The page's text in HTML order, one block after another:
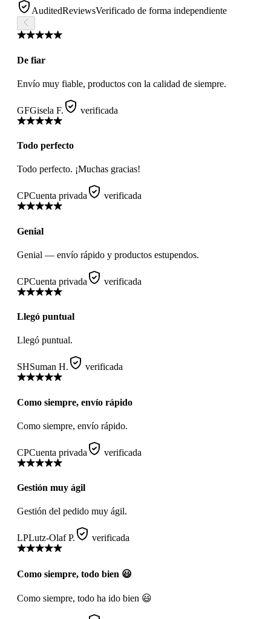
AuditedReviewsVerificado de forma independiente
De fiar
Envío muy fiable, productos con la calidad de siempre.
GFGisela F. verificada
Todo perfecto
Todo perfecto. ¡Muchas gracias!
CPCuenta privada verificada
Genial
Genial — envío rápido y productos estupendos.
CPCuenta privada verificada
Llegó puntual
Llegó puntual.
SHSuman H. verificada
Como siempre, envío rápido
Como siempre, envío rápido.
CPCuenta privada verificada
Gestión muy ágil
Gestión del pedido muy ágil.
LPLutz-Olaf P. verificada
Como siempre, todo bien 😃
Como siempre, todo ha ido bien 😃